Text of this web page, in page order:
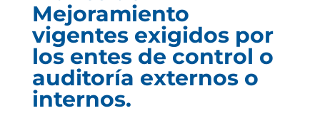
Mejoramiento
vigentes exigidos por
los entes de control o
auditoría externos o
internos.